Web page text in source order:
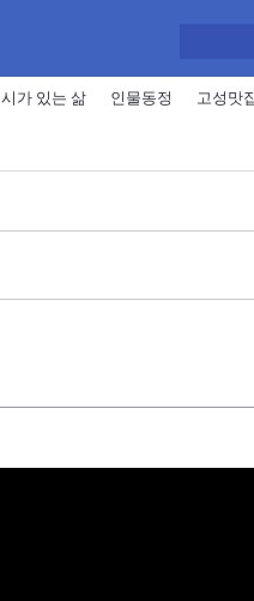
시가 있는 삶 인물동정 고성맛